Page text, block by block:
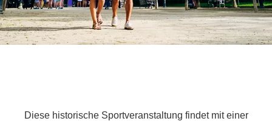
Diese historische Sportveranstaltung findet mit einer